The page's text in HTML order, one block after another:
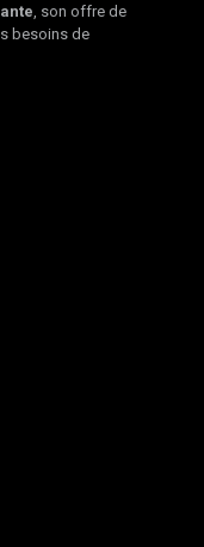
, son offre de
besoins de